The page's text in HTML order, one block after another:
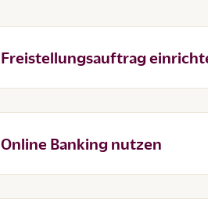
Freistellungsauftrag
Online Banking nutzen